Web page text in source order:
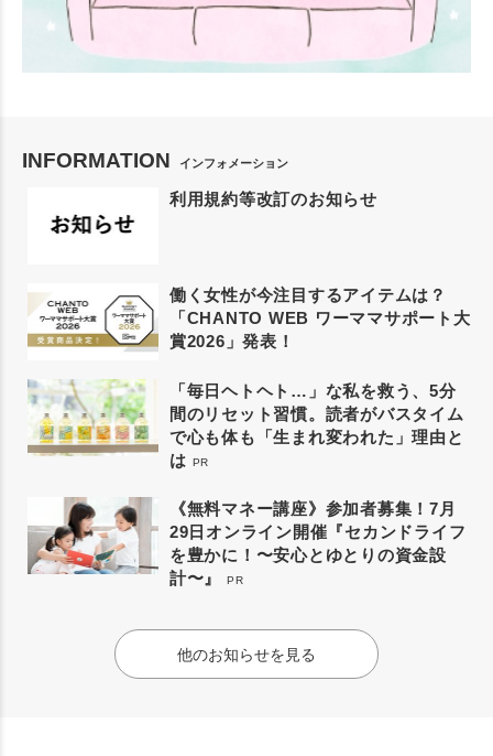
INFORMATION インフォメーション
利用規約等改訂のお知らせ
働く女性が今注目するアイテムは？
「CHANTO WEB ワーママサポート大
賞2026」発表！
「毎日ヘトヘト…」な私を救う、5分
間のリセット習慣。読者がバスタイム
で心も体も「生まれ変われた」理由と
は PR
《無料マネー講座》参加者募集！7月
29日オンライン開催『セカンドライフ
を豊かに！〜安心とゆとりの資金設
計〜』
PR
他のお知らせを見る